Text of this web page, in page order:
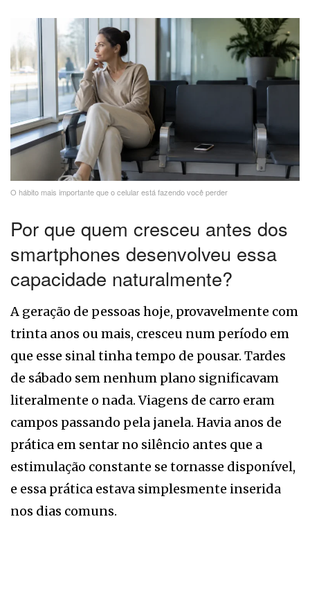
O hábito mais importante que o celular está fazendo você perder
Por que quem cresceu antes dos
smartphones desenvolveu essa
capacidade naturalmente?
A geração de pessoas hoje, provavelmente com
trinta anos ou mais, cresceu num período em
que esse sinal tinha tempo de pousar. Tardes
de sábado sem nenhum plano significavam
literalmente o nada. Viagens de carro eram
campos passando pela janela. Havia anos de
prática em sentar no silêncio antes que a
estimulação constante se tornasse disponível,
e essa prática estava simplesmente inserida
nos dias comuns.